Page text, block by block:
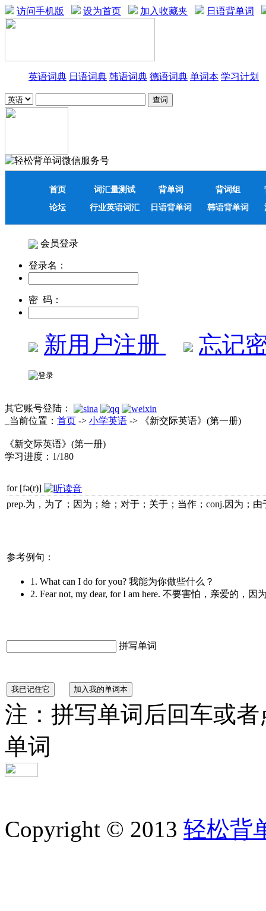
访问手机版 设为首页 加入收藏夹 日语背单词
英语词典 日语词典 韩语词典 德语词典 单词本 学习计划
首页 词汇量测试 背单词 背词组
论坛
行业英语词汇 日语背单词 韩语背单词
会员登录
登录名：
密 码：
新用户注册 忘记
其它账号登陆：
_当前位置： 首页 -> 小学英语 -> 《新交际英语》(第一册)
《新交际英语》(第一册)
学习进度： 1/180
for [fə(r)]
prep.为，为了；因为；给；对于；关于；当作；conj.因为；由
参考例句：
1. What can I do for you? 我能为你做些什么？
2. Fear not, my dear, for I am here. 不要害怕，亲爱的，因
拼写单词
注：拼写单词后回车或
单词
Copyright © 2013 轻松背